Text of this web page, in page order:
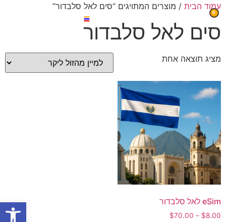
0
עמוד הבית / מוצרים המתויגים “סים לאל סלבדור”
סים לאל סלבדור
מציג תוצאה אחת
eSim לאל סלבדור
$8.00
–
$70.00